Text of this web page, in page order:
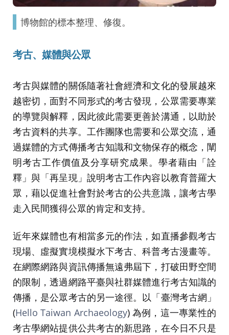
博物館的標本整理、修復。
考古、媒體與公眾
考古與媒體的關係隨著社會經濟和文化的發展越來
越密切，面對不同形式的考古發現，公眾需要專業
的導覽與解釋，因此彼此需要更善於溝通，以助於
考古資料的共享。工作團隊也需要和公眾交流，通
過媒體的方式傳播考古知識和文物保存的概念，闡
明考古工作價值及分享研究成果。學者藉由「詮
釋」與「再呈現」說明考古工作內容以教育普羅大
眾，藉以促進社會對於考古的公共意識，讓考古學
走入民間獲得公眾的肯定和支持。
近年來媒體也有相當多元的作法，如直播參觀考古
現場、虛擬實境模擬水下考古、科普考古漫畫等。
在網際網路與資訊傳播無遠弗屆下，打破田野空間
的限制，透過網路平臺與社群媒體進行考古知識的
傳播，是公眾考古的另一途徑。以「臺灣考古網」
(Hello Taiwan Archaeology) 為例，這一專業性的
考古學網站提供公共考古的新思路，在今日不只是